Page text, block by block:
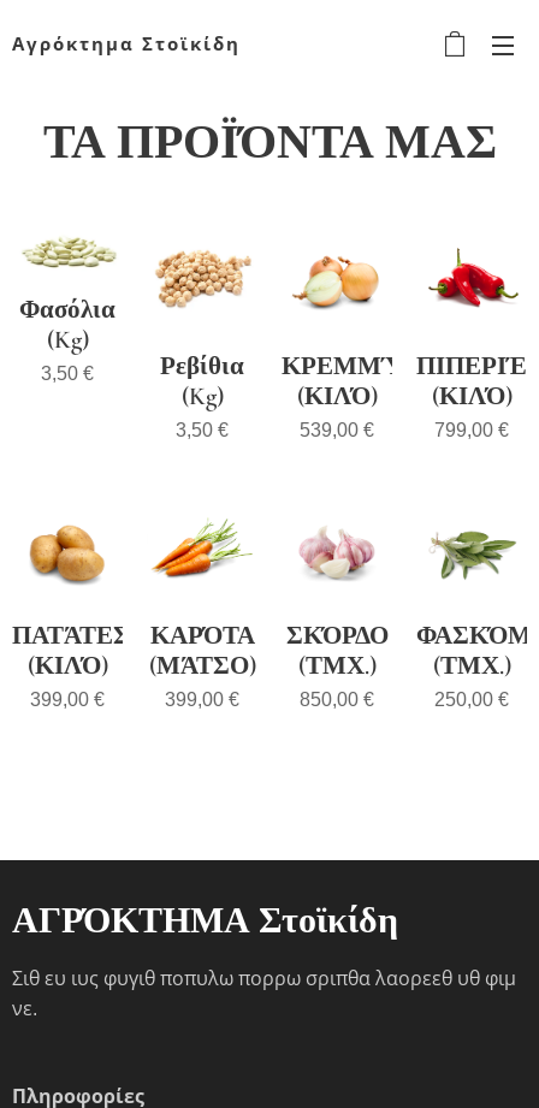
Αγρόκτημα Στοϊκίδη
ΤΑ ΠΡΟΪΌΝΤΑ ΜΑΣ
Φασόλια
(Kg)
3,50 €
Ρεβίθια
(Kg)
3,50 €
ΚΡΕΜΜΎΔΙΑ
(ΚΙΛΌ)
539,00 €
(ΚΙΛΌ)
799,00 €
ΠΑΤΆΤΕΣ
(ΚΙΛΌ)
399,00 €
ΚΑΡΌΤΑ
(ΜΆΤΣΟ)
399,00 €
ΣΚΌΡΔΟ
(ΤΜΧ.)
850,00 €
(ΤΜΧ.)
250,00 €
ΑΓΡΌΚΤΗΜΑ Στοϊκίδη
Σιθ ευ ιυς φυγιθ ποπυλω πορρω σριπθα λαορεεθ υθ φιμ
νε.
Πληροφορίες